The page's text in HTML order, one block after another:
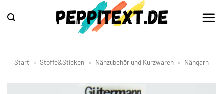
Inhalt
springen
Start » Stoffe&Sticken » Nähzubehör und Kurzwaren » Nähgarn